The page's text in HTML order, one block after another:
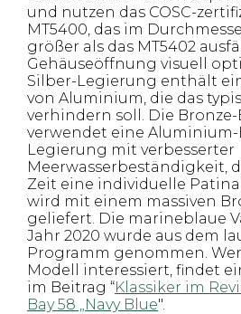
und nutzen das COSC-
MT5400, das im
größer als das MT5402
Gehäuseöffnung visuell
Silber-Legierung enthält
von Aluminium, die das
verhindern soll. Die
verwendet eine Aluminium-
Legierung mit verbesserter
Meerwasserbeständigkeit,
Zeit eine individuelle
wird mit einem massiven
geliefert. Die marineblaue
Jahr 2020 wurde aus dem
Programm genommen.
Modell interessiert, findet
im Beitrag “Klassiker im
Bay 58 „Navy Blue".